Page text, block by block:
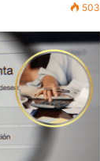
503